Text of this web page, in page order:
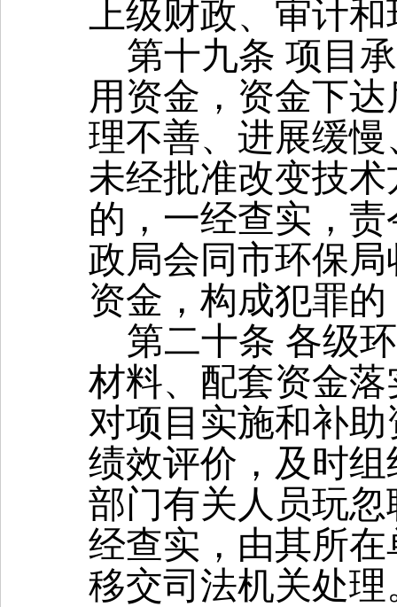
上级财政、审计
第十九条 项目
用资金，资金下达
理不善、进展缓
未经批准改变技
的，一经查实，
政局会同市环保
资金，构成犯罪
第二十条 各级
材料、配套资金
对项目实施和补
绩效评价，及时
部门有关人员玩
经查实，由其所
移交司法机关处理